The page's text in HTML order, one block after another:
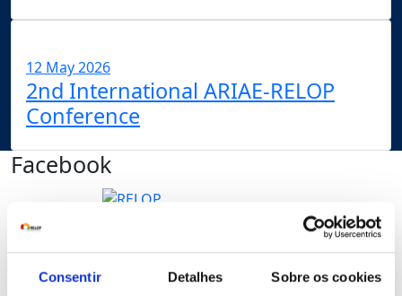
Consentir Detalhes Sobre os cookies
12 May 2026
2nd International ARIAE-RELOP
Conference
Facebook